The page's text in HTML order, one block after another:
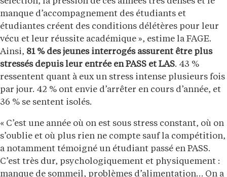
manque d’accompagnement des étudiants et
étudiantes créent des conditions délétères pour leur
vécu et leur réussite académique », estime la FAGE.
Ainsi, 81 % des jeunes interrogés assurent être plus
stressés depuis leur entrée en PASS et LAS. 43 %
ressentent quant à eux un stress intense plusieurs fois
par jour. 42 % ont envie d’arrêter en cours d’année, et
36 % se sentent isolés.
« C’est une année où on est sous stress constant, où on
s’oublie et où plus rien ne compte sauf la compétition,
a notamment témoigné un étudiant passé en PASS.
C’est très dur, psychologiquement et physiquement :
manque de sommeil, problèmes d’alimentation… On a